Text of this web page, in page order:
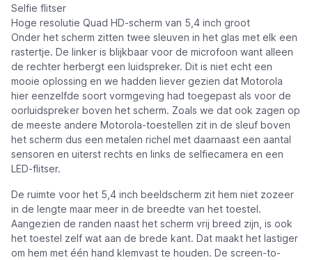
Selfie flitser
Hoge resolutie Quad HD-scherm van 5,4 inch groot
Onder het scherm zitten twee sleuven in het glas met elk een
rastertje. De linker is blijkbaar voor de microfoon want alleen
de rechter herbergt een luidspreker. Dit is niet echt een
mooie oplossing en we hadden liever gezien dat Motorola
hier eenzelfde soort vormgeving had toegepast als voor de
oorluidspreker boven het scherm. Zoals we dat ook zagen op
de meeste andere Motorola-toestellen zit in de sleuf boven
het scherm dus een metalen richel met daarnaast een aantal
sensoren en uiterst rechts en links de selfiecamera en een
LED-flitser.
De ruimte voor het 5,4 inch beeldscherm zit hem niet zozeer
in de lengte maar meer in de breedte van het toestel.
Aangezien de randen naast het scherm vrij breed zijn, is ook
het toestel zelf wat aan de brede kant. Dat maakt het lastiger
om hem met één hand klemvast te houden. De screen-to-